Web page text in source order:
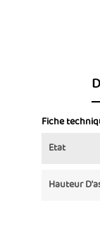
Fiche
Etat
Hauteur